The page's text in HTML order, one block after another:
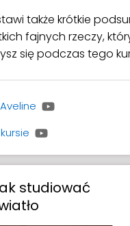
także krótkie
fajnych rzeczy,
się podczas tego
swoją nauczycielkę,
trochę o sobie i
drodze związanej ze
wszystkich
nauczysz się podczas
studiować